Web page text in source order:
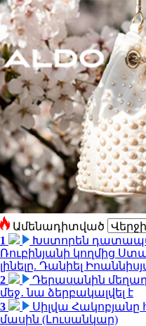
Ամենադիտված
1
Խստորեն
Ռուբինյանի կողմից
լինելը. Դանիել
2
Դերասանին
մեջ․ նա ձերբակալվել է
3
Սիլվա Հակոբյանը
մասին (Լուսանկար)